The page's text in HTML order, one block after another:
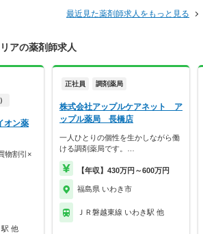
最近見た薬剤師求人をもっと見る
アの薬剤師求人
オン薬
物割引×
駅 他
正社員 調剤薬局
株式会社アップルケアネット ア
ップル薬局 長橋店
一人ひとりの個性を生かしながら働
ける調剤薬局です。…
【年収】430万円～600万円
福島県 いわき市
ＪＲ磐越東線 いわき駅 他